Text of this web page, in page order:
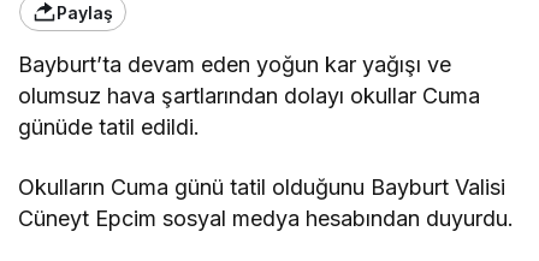
Paylaş
Bayburt’ta devam eden yoğun kar yağışı ve
olumsuz hava şartlarından dolayı okullar Cuma
günüde tatil edildi.
Okulların Cuma günü tatil olduğunu Bayburt Valisi
Cüneyt Epcim sosyal medya hesabından duyurdu.